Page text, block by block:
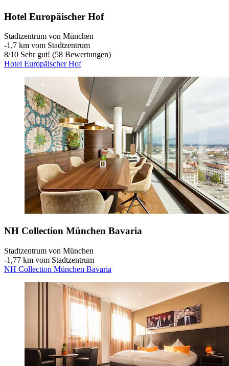
Hotel Europäischer Hof
Stadtzentrum von München
‐1,7 km vom Stadtzentrum
8/10 Sehr gut! (58 Bewertungen)
Hotel Europäischer Hof
NH Collection München Bavaria
Stadtzentrum von München
‐1,77 km vom Stadtzentrum
NH Collection München Bavaria